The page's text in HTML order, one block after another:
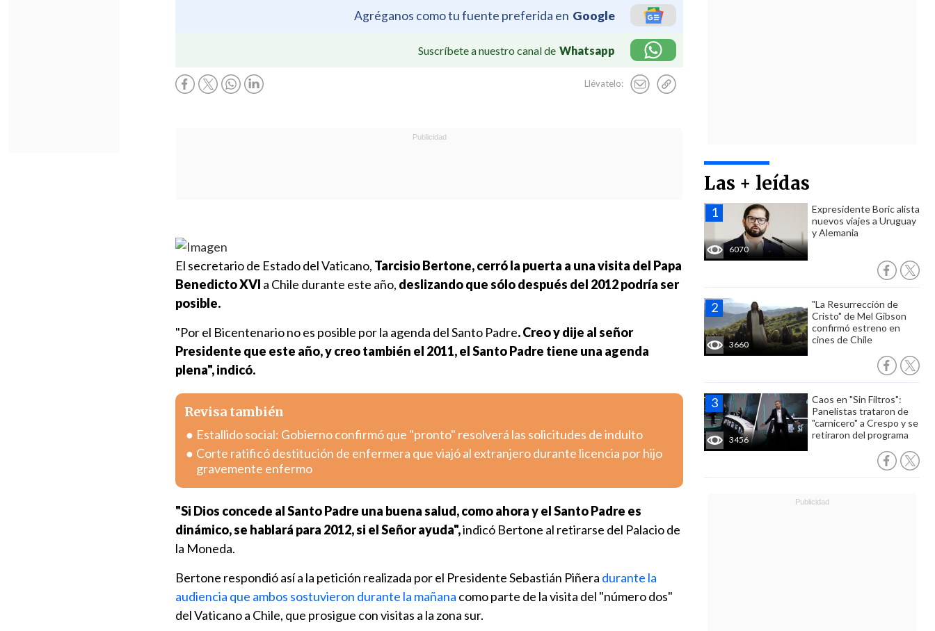
Agréganos como tu fuente preferida en Google
Suscríbete a nuestro canal de Whatsapp
Llévatelo:
Las + leídas
6070
Expresidente Boric alista
nuevos viajes a Uruguay
y Alemania
3660
"La Resurrección de
Cristo" de Mel Gibson
confirmó estreno en
cines de Chile
3456
Caos en "Sin Filtros":
Panelistas trataron de
"carnicero" a Crespo y se
retiraron del programa
El secretario de Estado del Vaticano, Tarcisio Bertone, cerró la puerta a una visita del Papa
Benedicto XVI a Chile durante este año, deslizando que sólo después del 2012 podría ser
posible.
"Por el Bicentenario no es posible por la agenda del Santo Padre. Creo y dije al señor
Presidente que este año, y creo también el 2011, el Santo Padre tiene una agenda
plena", indicó.
Revisa también
Estallido social: Gobierno confirmó que "pronto" resolverá las solicitudes de indulto
Corte ratificó destitución de enfermera que viajó al extranjero durante licencia por hijo
gravemente enfermo
"Si Dios concede al Santo Padre una buena salud, como ahora y el Santo Padre es
dinámico, se hablará para 2012, si el Señor ayuda",indicó Bertone al retirarse del Palacio de
la Moneda.
Bertone respondió así a la petición realizada por el Presidente Sebastián Piñera durante la
audiencia que ambos sostuvieron durante la mañana como parte de la visita del "número dos"
del Vaticano a Chile, que prosigue con visitas a la zona sur.